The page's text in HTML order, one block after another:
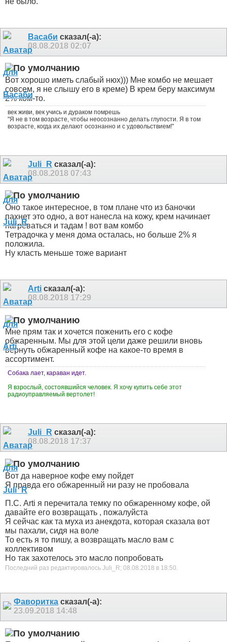
Васаби сказал(-а):
08.08.2018 02:07
Вот хорошо иметь слабый нюх))) Мне комбо не мешает
совсем, я не слышу его в креме) В крем беру максимум
2% ком-то.
век живи, век учись и дураком помрешь
"Я не в том возрасте, чтобы неосознанно делать глупости. Я в том
возрасте, когда их делают осознанно и с удовольствием!"
Juli_R сказал(-а):
08.08.2018 07:43
Оно такое интересное, в том плане что из баночки
пахнет это одно, а вот нанесла на кожу, крем начинает
нагреваться и тадам ! вот вам комбо
Тетрадочка у меня дома осталась, но больше 2% я
положила.
Ну класть меньше тоже вариант
Arti сказал(-а):
08.08.2018 17:29
Мне прям так и хочется поженить его с кофе
обжаренным. Мы для этой цели даже решили вновь
вернуть обжаренный кофе на какое-то время в
ассортимент.
Собака лает, караван идет.
Я взрослый, состоявшийся человек. Я хочу купить себе этот
радиоуправляемый вертолет!
Juli_R сказал(-а):
08.08.2018 17:37
Вот да наверное кофе ему пойдет
Я правда его обжаренный ни разу не пробовала
П.С. Arti я перечитала темку по обжаренному кофе, ой
давайте его возвращать , пожалуйста
Я сейчас как та муха из анекдота, которая сказала вот
мы пахали, сидя на воле
То есть я то пишу, а возвращать масло вам с
коллективом
Но так захотелось это масло попробовать
Последний раз редактировалось Juli_R; 08.08.2018 в 18:50.
Фаворитка сказал(-а):
23.09.2018 14:48